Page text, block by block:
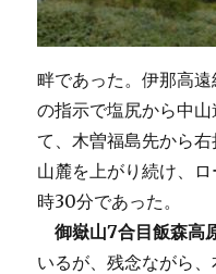
畔であった。伊那高
の指示で塩尻から中
て、木曽福島先から
山麓を上がり続け、
時30分であった。
御嶽山7合目飯森高
いるが、残念ながら